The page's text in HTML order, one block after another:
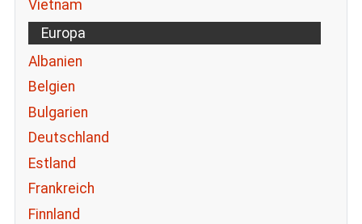
Vietnam
Europa
Albanien
Belgien
Bulgarien
Deutschland
Estland
Frankreich
Finnland